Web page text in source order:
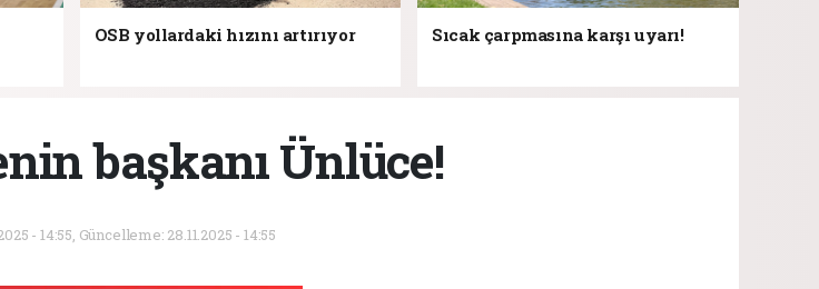
OSB yollardaki hızını artırıyor Sıcak çarpmasına karşı uyarı!
başkanı Ünlüce!
- 14:55, Güncelleme: 28.11.2025 - 14:55